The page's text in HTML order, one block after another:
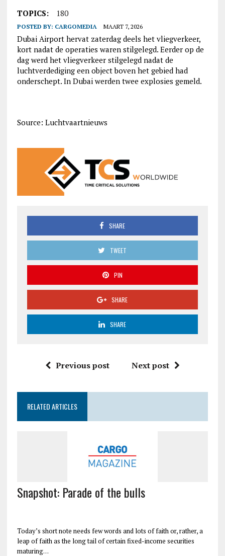
TOPICS: 180
POSTED BY: CARGOMEDIA MAART 7, 2026
Dubai Airport hervat zaterdag deels het vliegverkeer,
kort nadat de operaties waren stilgelegd. Eerder op de
dag werd het vliegverkeer stilgelegd nadat de
luchtverdediging een object boven het gebied had
onderschept. In Dubai werden twee explosies gemeld.
Source: Luchtvaartnieuws
SHARE
TWEET
PIN
SHARE
SHARE
Previous post Next post
RELATED ARTICLES
Snapshot: Parade of the bulls
Today’s short note needs few words and lots of faith or, rather, a
leap of faith as the long tail of certain fixed-income securities
maturing…